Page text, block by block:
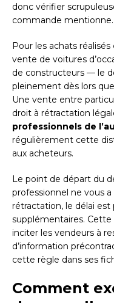
donc vérifier
commande mentionne.
Pour les achats réalisés
vente de voitures
de constructeurs — le
pleinement dès lors
Une vente entre
droit à rétractation
professionnels de
régulièrement cette
aux acheteurs.
Le point de départ du
professionnel ne vous
rétractation, le délai est
supplémentaires.
inciter les vendeurs à
d’information
cette règle dans ses
Comment